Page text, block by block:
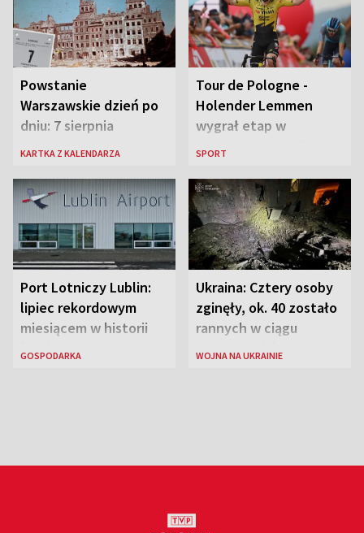
Powstanie
Warszawskie dzień po
dniu: 7 sierpnia
KARTKA Z KALENDARZA
Tour de Pologne -
Holender Lemmen
wygrał etap w
Karpaczu i został
SPORT
Port Lotniczy Lublin:
lipiec rekordowym
miesiącem w historii
lotniska
GOSPODARKA
Ukraina: Cztery osoby
zginęły, ok. 40 zostało
rannych w ciągu
ostatniej doby w
WOJNA NA UKRAINIE